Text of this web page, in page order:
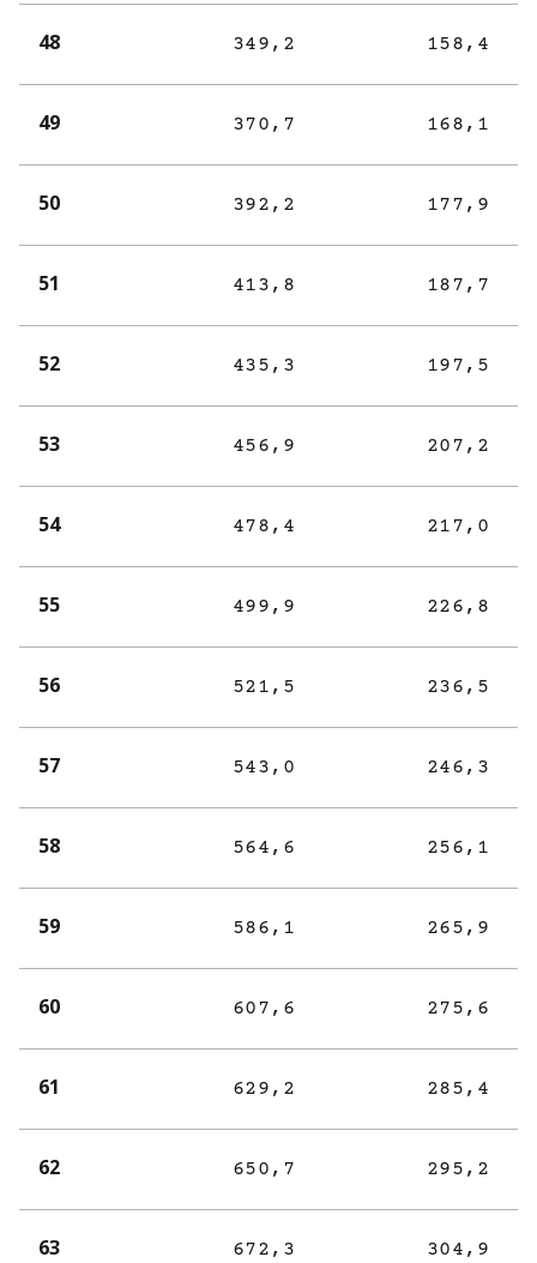
48 349,2 158,4
49 370,7 168,1
50 392,2 177,9
51 413,8 187,7
52 435,3 197,5
53 456,9 207,2
54 478,4 217,0
55 499,9 226,8
56 521,5 236,5
57 543,0 246,3
58 564,6 256,1
59 586,1 265,9
60 607,6 275,6
61 629,2 285,4
62 650,7 295,2
63 672,3 304,9